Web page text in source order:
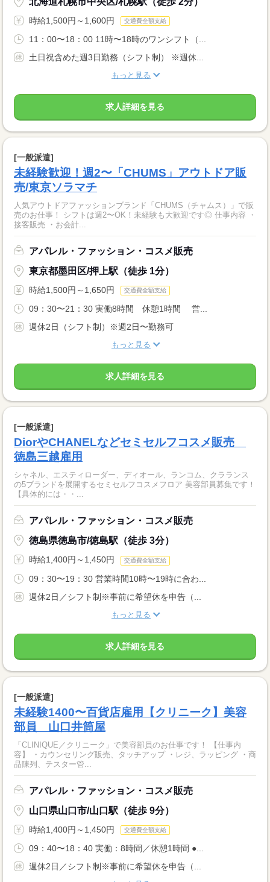
時給1,500円～1,600円 交通費全額支給
11：00〜18：00 11時〜18時のワンシフト（...
土日祝含めた週3日勤務（シフト制） ※週休...
もっと見る
求人詳細を見る
[一般派遣]
未経験歓迎！週2〜「CHUMS」アウトドア販
売/東京ソラマチ
人気アウトドアファッションブランド「CHUMS（チャムス）」で販
売のお仕事！ シフトは週2〜OK！未経験も大歓迎です◎ 仕事内容 ・
接客販売 ・お会計...
アパレル・ファッション・コスメ販売
東京都墨田区/押上駅（徒歩 1分）
時給1,500円～1,650円 交通費全額支給
09：30〜21：30 実働8時間 休憩1時間 営...
週休2日（シフト制）※週2日〜勤務可
もっと見る
求人詳細を見る
[一般派遣]
DiorやCHANELなどセミセルフコスメ販売
徳島三越雇用
シャネル、エスティローダー、ディオール、ランコム、クラランス
の5ブランドを展開するセミセルフコスメフロア 美容部員募集です！
【具体的には・・...
アパレル・ファッション・コスメ販売
徳島県徳島市/徳島駅（徒歩 3分）
時給1,400円～1,450円 交通費全額支給
09：30〜19：30 営業時間10時〜19時に合わ...
週休2日／シフト制※事前に希望休を申告（...
もっと見る
求人詳細を見る
[一般派遣]
未経験1400〜百貨店雇用【クリニーク】美容
部員 山口井筒屋
「CLINIQUE／クリニーク」で美容部員のお仕事です！ 【仕事内
容】 ・カウンセリング販売、タッチアップ ・レジ、ラッピング ・商
品陳列、テスター管...
アパレル・ファッション・コスメ販売
山口県山口市/山口駅（徒歩 9分）
時給1,400円～1,450円 交通費全額支給
09：40〜18：40 実働：8時間／休憩1時間 ●...
週休2日／シフト制※事前に希望休を申告（...